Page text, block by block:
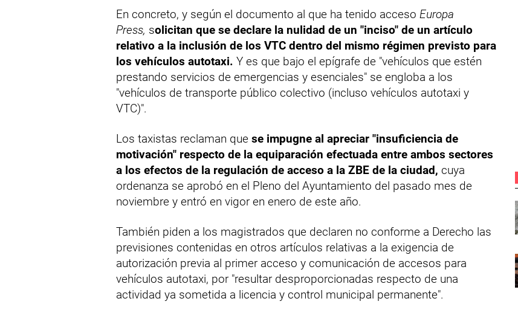
En concreto, y según el documento al que ha tenido acceso Europa
Press, solicitan que se declare la nulidad de un "inciso" de un artículo
relativo a la inclusión de los VTC dentro del mismo régimen previsto para
los vehículos autotaxi. Y es que bajo el epígrafe de "vehículos que estén
prestando servicios de emergencias y esenciales" se engloba a los
"vehículos de transporte público colectivo (incluso vehículos autotaxi y
VTC)".
Los taxistas reclaman que se impugne al apreciar "insuficiencia de
motivación" respecto de la equiparación efectuada entre ambos sectores
a los efectos de la regulación de acceso a la ZBE de la ciudad, cuya
ordenanza se aprobó en el Pleno del Ayuntamiento del pasado mes de
noviembre y entró en vigor en enero de este año.
También piden a los magistrados que declaren no conforme a Derecho las
previsiones contenidas en otros artículos relativas a la exigencia de
autorización previa al primer acceso y comunicación de accesos para
vehículos autotaxi, por "resultar desproporcionadas respecto de una
actividad ya sometida a licencia y control municipal permanente".